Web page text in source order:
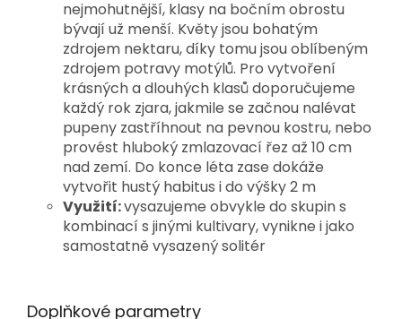
nejmohutnější, klasy na bočním obrostu
bývají už menší. Květy jsou bohatým
zdrojem nektaru, díky tomu jsou oblíbeným
zdrojem potravy motýlů. Pro vytvoření
krásných a dlouhých klasů doporučujeme
každý rok zjara, jakmile se začnou nalévat
pupeny zastříhnout na pevnou kostru, nebo
provést hluboký zmlazovací řez až 10 cm
nad zemí. Do konce léta zase dokáže
vytvořit hustý habitus i do výšky 2 m
Využití:vysazujeme obvykle do skupin s
kombinací s jinými kultivary, vynikne i jako
samostatně vysazený solitér
Doplňkové parametry